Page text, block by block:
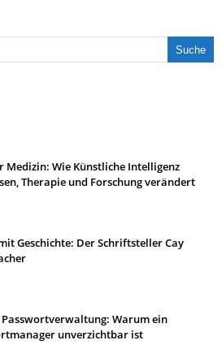
Medizin: Wie Künstliche Intelligenz
Therapie und Forschung verändert
Geschichte: Der Schriftsteller Cay
Passwortverwaltung: Warum ein
unverzichtbar ist